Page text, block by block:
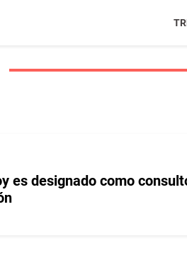
es designado como